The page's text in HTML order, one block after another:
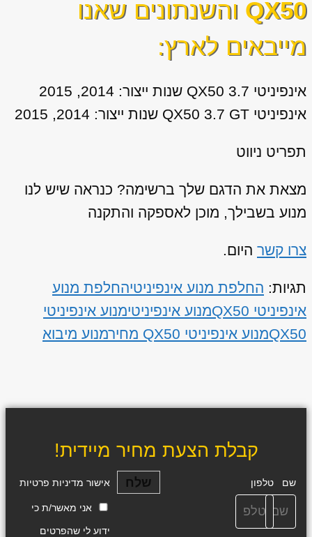
QX50 והשנתונים שאנו
מייבאים לארץ:
אינפיניטי QX50 3.7 שנות ייצור: 2014, 2015
אינפיניטי QX50 3.7 GT שנות ייצור: 2014, 2015
תפריט ניווט
מצאת את הדגם שלך ברשימה? כנראה שיש לנו
מנוע בשבילך, מוכן לאספקה והתקנה
צרו קשר היום.
תגיות: החלפת מנוע אינפיניטיהחלפת מנוע
אינפיניטי QX50
מנוע אינפיניטימנוע אינפיניטי
QX50מנוע אינפיניטי QX50 מחיר מנוע מיבוא
קבלת הצעת מחיר מיידית!
שם טלפון אישור מדיניות פרטיות
אני מאשר/ת כי
ידוע לי שהפרטים
שלח